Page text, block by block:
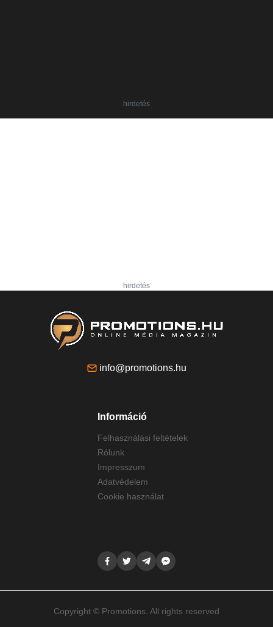
hirdetés
hirdetés
info@promotions.hu
Információ
Felhasználási feltételek
Rólunk
Impresszum
Adatvédelem
Cookie használat
Copyright © Promotions. All rights reserved